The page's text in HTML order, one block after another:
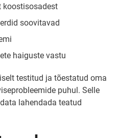
koostisosadest
soovitavad
haiguste vastu
testitud ja tõestatud oma
puhul. Selle
lahendada teatud